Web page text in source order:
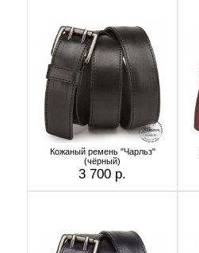
Кожаный ремень "Чарльз"
(чёрный)
3 700 р.